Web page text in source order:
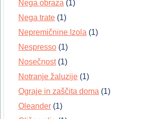
Nega obraza (1)
Nega trate (1)
Nepremičnine Izola (1)
Nespresso (1)
Nosečnost(1)
Notranje žaluzije (1)
Ograje in zaščita doma (1)
Oleander (1)